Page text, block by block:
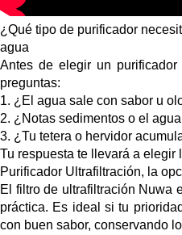
¿Qué tipo de purificador
agua
Antes de elegir un
preguntas:
1. ¿El agua sale con sabor u
2. ¿Notas sedimentos o el
3. ¿Tu tetera o hervidor
Tu respuesta te llevará a elegir
Purificador Ultrafiltración, la
El filtro de ultrafiltración Nuwa
práctica. Es ideal si tu
con buen sabor, conservando